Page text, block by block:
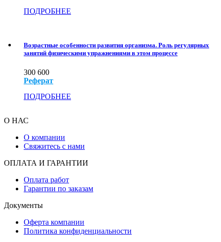
ПОДРОБНЕЕ
Возрастные особенности развития организма. Роль регулярных
занятий физическими упражнениями в этом процессе
300 600
Реферат
ПОДРОБНЕЕ
О НАС
О компании
Свяжитесь с нами
ОПЛАТА И ГАРАНТИИ
Оплата работ
Гарантии по заказам
Документы
Оферта компании
Политика конфиденциальности